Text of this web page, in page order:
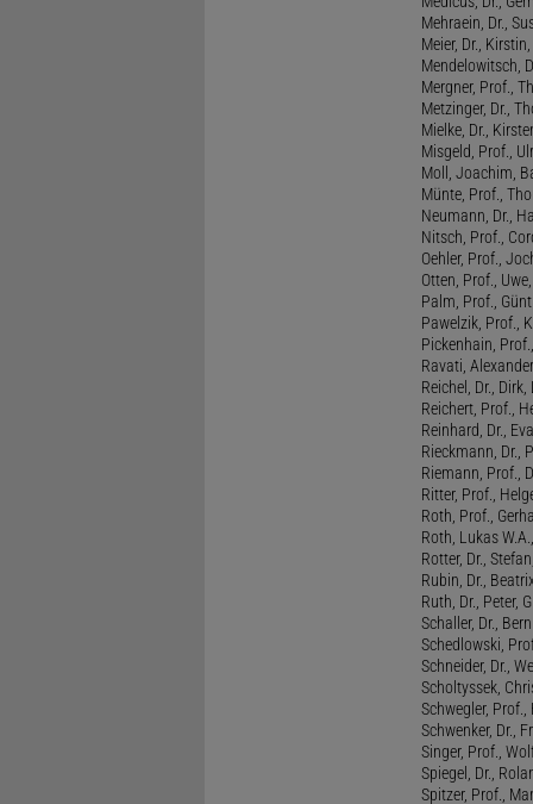
Mehraein, Dr.,
Meier, Dr.,
Mendelowitsch,
Mergner, Prof.,
Metzinger, Dr.,
Mielke, Dr.,
Misgeld, Prof.,
Moll, Joachim,
Münte, Prof.,
Neumann, Dr.,
Nitsch, Prof.,
Oehler, Prof.,
Otten, Prof.,
Palm, Prof.,
Pawelzik, Prof.,
Pickenhain,
Ravati,
Reichel, Dr., Dirk,
Reichert, Prof.,
Reinhard, Dr.,
Rieckmann, Dr.,
Riemann, Prof.,
Ritter, Prof.,
Roth, Prof.,
Roth, Lukas
Rotter, Dr.,
Rubin, Dr.,
Ruth, Dr., Peter,
Schaller, Dr.,
Schedlowski,
Schneider, Dr.,
Scholtyssek,
Schwegler,
Schwenker, Dr.,
Singer, Prof.,
Spiegel, Dr.,
Spitzer, Prof.,